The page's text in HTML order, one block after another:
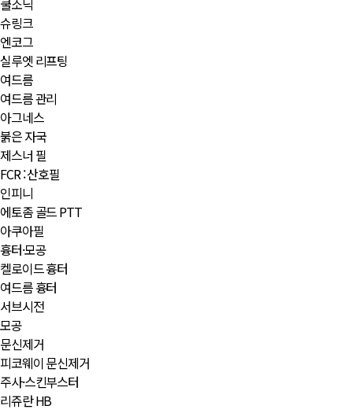
쿨소닉
슈링크
엔코그
실루엣 리프팅
여드름
여드름 관리
아그네스
붉은 자국
제스너 필
FCR : 산호필
인피니
에토좀 골드 PTT
아쿠아필
흉터·모공
켈로이드 흉터
여드름 흉터
서브시전
모공
문신제거
피코웨이 문신제거
주사·스킨부스터
리쥬란 HB